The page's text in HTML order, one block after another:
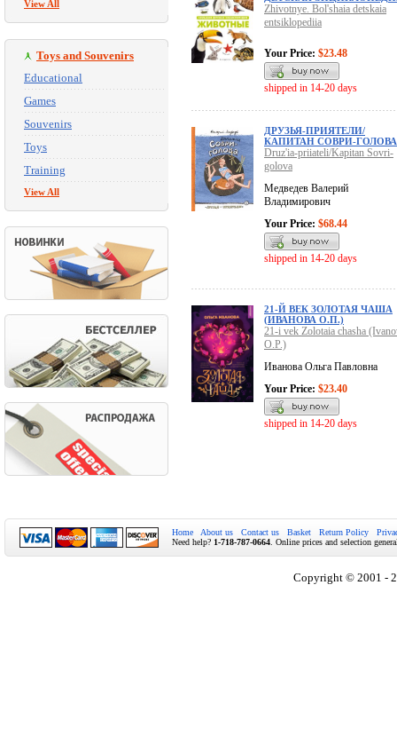
View All
Toys and Souvenirs
Educational
Games
Souvenirs
Toys
Training
View All
Zhivotnye. Bol'shaia detskaia
entsiklopediia
Your Price: $23.48
shipped in 14-20 days
ДРУЗЬЯ-ПРИЯТЕЛИ/
КАПИТАН СОВРИ-ГОЛОВА
Druz'ia-priiateli/Kapitan Sovri-
golova
Медведев Валерий
Владимирович
Your Price: $68.44
shipped in 14-20 days
21-Й ВЕК ЗОЛОТАЯ ЧАША
(ИВАНОВА О.П.)
21-i vek Zolotaia chasha
O.P.)
Иванова Ольга Павловна
Your Price: $23.40
shipped in 14-20 days
Home About us Contact us Basket Return Policy
Need help? 1-718-787-0664 . Online prices and selection
Copyright © 2001 -